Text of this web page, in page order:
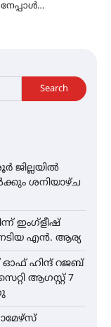
Search
ജില്ലയിൽ
ശനിയാഴ്ച
ഇംഗ്ളീഷ്
എൻ. ആര്യ
ഓഫ് ഹിന്ദ് റജബ്
ആഗസ്റ്റ് 7